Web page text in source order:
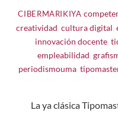
CIBERMARIKIYA
creatividad cultura digital
innovación docente
empleabilidad
periodismouma,
La ya clásica